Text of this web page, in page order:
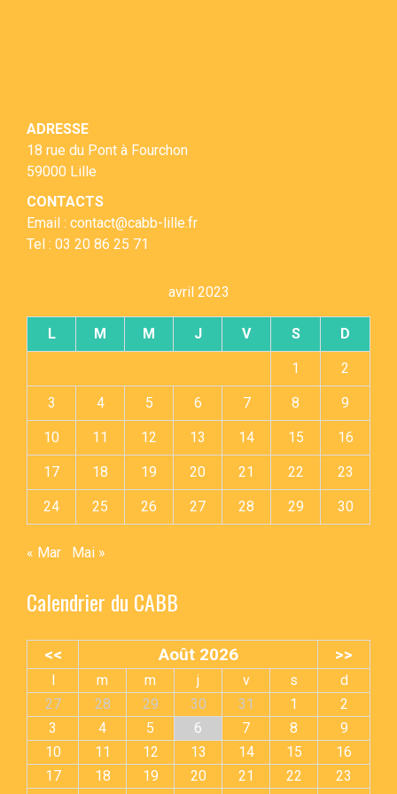
ADRESSE
18 rue du Pont à Fourchon
59000 Lille
CONTACTS
Email : contact@cabb-lille.fr
Tel : 03 20 86 25 71
avril 2023
L M M J V S D
1 2
3 4 5 6 7 8 9
10 11 12 13 14 15 16
17 18 19 20 21 22 23
24 25 26 27 28 29 30
« Mar Mai »
Calendrier du CABB
<< Août 2026 >>
l m m j v s
d
27
28 29 30 31 1
2
3
4 5 6 7 8
9
10
11 12 13 14 15
16
17
18 19 20 21 22
23